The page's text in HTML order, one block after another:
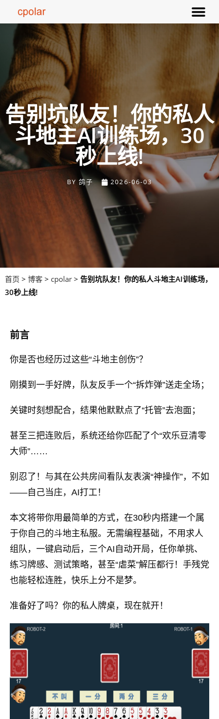
告别坑队友！你的私人
斗地主AI训练场，30
秒上线!
BY 鸽子 2026-06-03
首页 > 博客 > cpolar > 告别坑队友！你的私人斗地主AI训练场，
30秒上线!
前言
你是否也经历过这些“斗地主创伤”？
刚摸到一手好牌，队友反手一个“拆炸弹”送走全场；
关键时刻想配合，结果他默默点了“托管”去泡面；
甚至三把连败后，系统还给你匹配了个“欢乐豆清零
大师”……
别忍了！与其在公共房间看队友表演“神操作”，不如
——自己当庄，AI打工！
本文将带你用最简单的方式，在30秒内搭建一个属
于你自己的斗地主私服。无需编程基础，不用求人
组队，一键启动后，三个AI自动开局，任你单挑、
练习牌感、测试策略，甚至“虐菜”解压都行！手残党
也能轻松连胜，快乐上分不是梦。
准备好了吗？你的私人牌桌，现在就开！